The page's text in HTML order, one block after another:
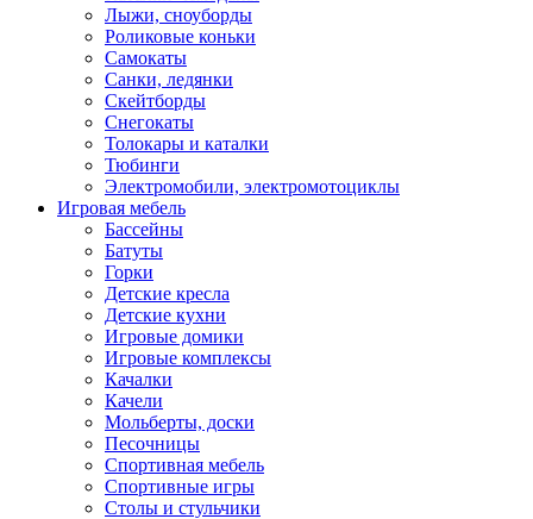
Лыжи, сноуборды
Роликовые коньки
Самокаты
Санки, ледянки
Скейтборды
Снегокаты
Толокары и каталки
Тюбинги
Электромобили, электромотоциклы
Игровая мебель
Бассейны
Батуты
Горки
Детские кресла
Детские кухни
Игровые домики
Игровые комплексы
Качалки
Качели
Мольберты, доски
Песочницы
Спортивная мебель
Спортивные игры
Столы и стульчики